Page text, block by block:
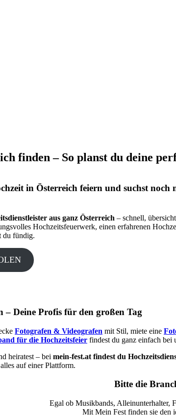
buchen!
finden – So planst du deine
in Österreich feiern und suchst noch
aus ganz Österreich – schnell,
Hochzeitsfeuerwerk, einen erfahrenen
du fündig.
– Deine Profis für den großen Tag
Fotografen & Videografen mit Stil, miete eine
für die Hochzeitsfeier findest du ganz einfach bei
heiratest – bei mein-fest.at findest du
auf einer Plattform.
Bitte die
Egal ob Musikbands, Alleinunterhalter,
Mit Mein Fest finden sie den